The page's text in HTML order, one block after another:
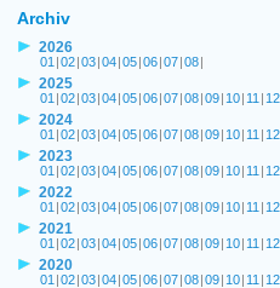
Archiv
2026
01 |02|03|04|05|06|07|08|
2025
01 |02|03|04|05|06|07|08|09| 10| 11 | 12
2024
01 |02|03|04|05|06|07|08|09| 10| 11 | 12
2023
01 |02|03|04|05|06|07|08|09| 10| 11 | 12
2022
01 |02|03|04|05|06|07|08|09| 10| 11 | 12
2021
01 |02|03|04|05|06|07|08|09| 10| 11 | 12
2020
01 |02|03|04|05|06|07|08|09| 10| 11 | 12